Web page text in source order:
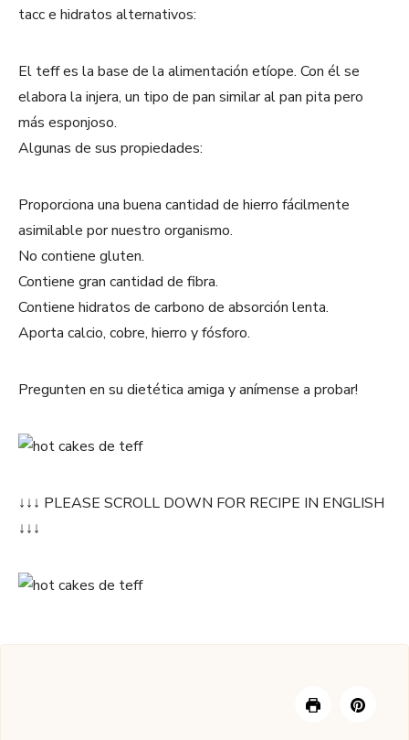
tacc e hidratos alternativos:
El teff es la base de la alimentación etíope. Con él se
elabora la injera, un tipo de pan similar al pan pita pero
más esponjoso.
Algunas de sus propiedades:
Proporciona una buena cantidad de hierro fácilmente
asimilable por nuestro organismo.
No contiene gluten.
Contiene gran cantidad de fibra.
Contiene hidratos de carbono de absorción lenta.
Aporta calcio, cobre, hierro y fósforo.
Pregunten en su dietética amiga y anímense a probar!
↓↓↓ PLEASE SCROLL DOWN FOR RECIPE IN ENGLISH
↓↓↓